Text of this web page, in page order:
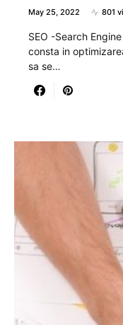
May 25, 2022 801
SEO -Search
consta in
sa se…